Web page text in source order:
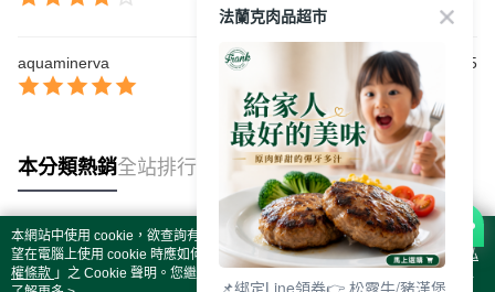
aquaminerva 2025/01/05
本分類熱銷全站排行
熱門標籤
本網站中使用 cookie，欲查詢有關本網站使用 cookie 方式之詳情，及若您不希
望在電腦上使用 cookie 時應如何變更電腦的 cookie 設定，請參閱本網站「
隱私
權條款 」之 Cookie 聲明。您繼續使用本網站即表示您同意本公司得按本網站使
法蘭克肉品超市
📌綁定Line領券👉 松露牛/豬漢堡